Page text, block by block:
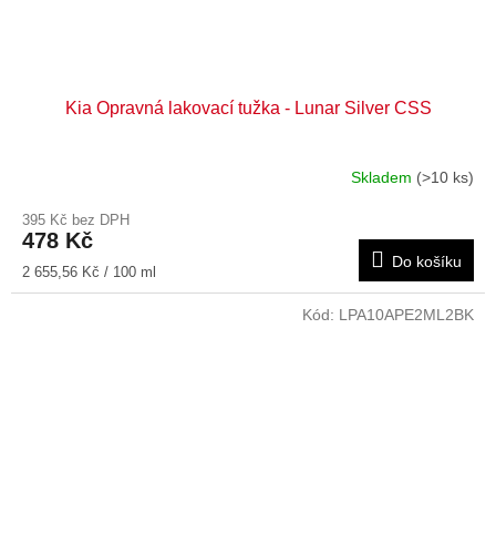
Kia Opravná lakovací tužka - Lunar Silver CSS
Skladem (>10 ks)
395 Kč bez DPH
478 Kč
Měrná
cena:
2 655,56 Kč / 100 ml
Do košíku
Kód: LPA10APE2ML2BK